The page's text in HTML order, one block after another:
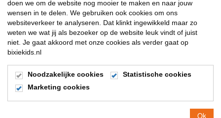
Inschrijven Bixie Wedstrijden
Social Media
© 2026
doen we om de website nog mooier te maken en naar jouw
wensen in te delen. We gebruiken ook cookies om ons
websiteverkeer te analyseren. Dat klinkt ingewikkeld maar zo
weten we wat jij als bezoeker op de website leuk vindt of juist
niet. Je gaat akkoord met onze cookies als verder gaat op
bixiekids.nl
Noodzakelijke cookies
Statistische cookies
Marketing cookies
Ok